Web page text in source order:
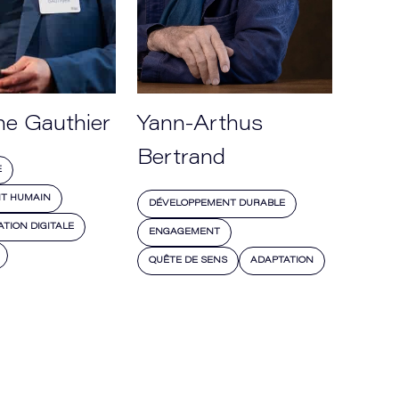
Gauthier
HUMAIN
DIGITALE
Yann-Arthus
Bertrand
DÉVELOPPEMENT DURABLE
ENGAGEMENT
QUÊTE DE SENS ADAPTATION